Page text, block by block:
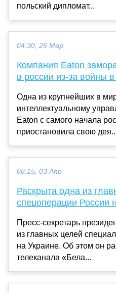
польский дипломат...
04:30, 26 Мар
Компания Eaton
в россии из-за войны
Одна из крупнейших в
интеллектуальному
Eaton с самого начала
приостановила свою
08:15, 03 Апр
Раскрыта одна из
спецоперации России
Пресс-секретарь
из главных целей
на Украине. Об этом он
телеканала «Бела...